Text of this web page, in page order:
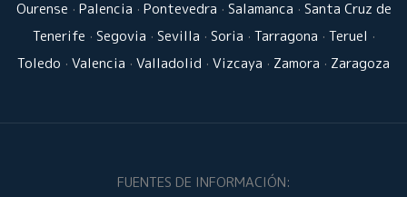
Ourense · Palencia · Pontevedra · Salamanca · Santa Cruz de
Tenerife · Segovia · Sevilla · Soria · Tarragona · Teruel ·
Toledo · Valencia · Valladolid · Vizcaya · Zamora · Zaragoza
FUENTES DE INFORMACIÓN: